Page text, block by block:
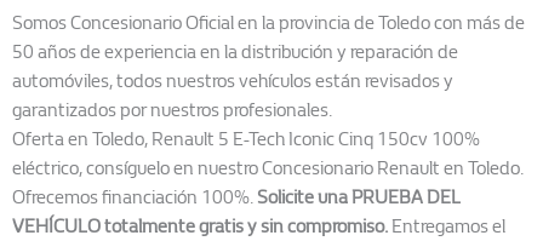
Somos Concesionario Oficial en la provincia de Toledo con más de
50 años de experiencia en la distribución y reparación de
automóviles, todos nuestros vehículos están revisados ​​y
garantizados por nuestros profesionales.
Oferta en Toledo, Renault 5 E-Tech Iconic Cinq 150cv 100%
eléctrico, consíguelo en nuestro Concesionario Renault en Toledo.
Ofrecemos financiación 100%. Solicite una PRUEBA DEL
VEHÍCULO totalmente gratis y sin compromiso. Entregamos el